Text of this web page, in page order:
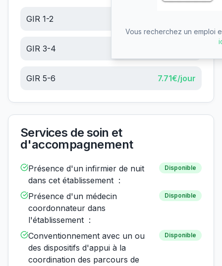
GIR 1-2
GIR 3-4
GIR 5-6 7.71€/jour
Services de soin et
d'accompagnement
Présence d'un infirmier de nuit
dans cet établissement :
Disponible
Présence d'un médecin
coordonnateur dans
l'établissement :
Disponible
Conventionnement avec un ou
des dispositifs d'appui à la
coordination des parcours de
Disponible
Vous recherchez un emploi